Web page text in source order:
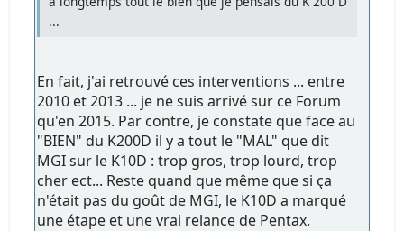
...
En fait, j'ai retrouvé ces interventions ... entre
2010 et 2013 ... je ne suis arrivé sur ce Forum
qu'en 2015. Par contre, je constate que face au
"BIEN" du K200D il y a tout le "MAL" que dit
MGI sur le K10D : trop gros, trop lourd, trop
cher ect... Reste quand que même que si ça
n'était pas du goût de MGI, le K10D a marqué
une étape et une vrai relance de Pentax.